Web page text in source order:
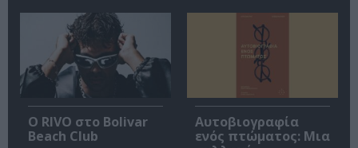
Ο RIVO στο Bolivar
Beach Club
Αυτοβιογραφία
ενός πτώματος: Μια